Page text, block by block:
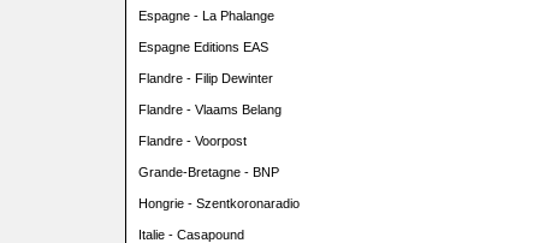
Espagne - La Phalange
Espagne Editions EAS
Flandre - Filip Dewinter
Flandre - Vlaams Belang
Flandre - Voorpost
Grande-Bretagne - BNP
Hongrie - Szentkoronaradio
Italie - Casapound